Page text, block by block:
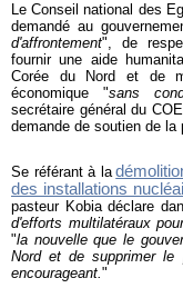
Le Conseil national des
demandé au
d'affrontement", de
fournir une aide
Corée du Nord et de
économique "sans
secrétaire général du
demande de soutien de la
Se référant à la
des installations
pasteur Kobia déclare
d'efforts multilatéraux
"la nouvelle que le
Nord et de supprimer
encourageant."